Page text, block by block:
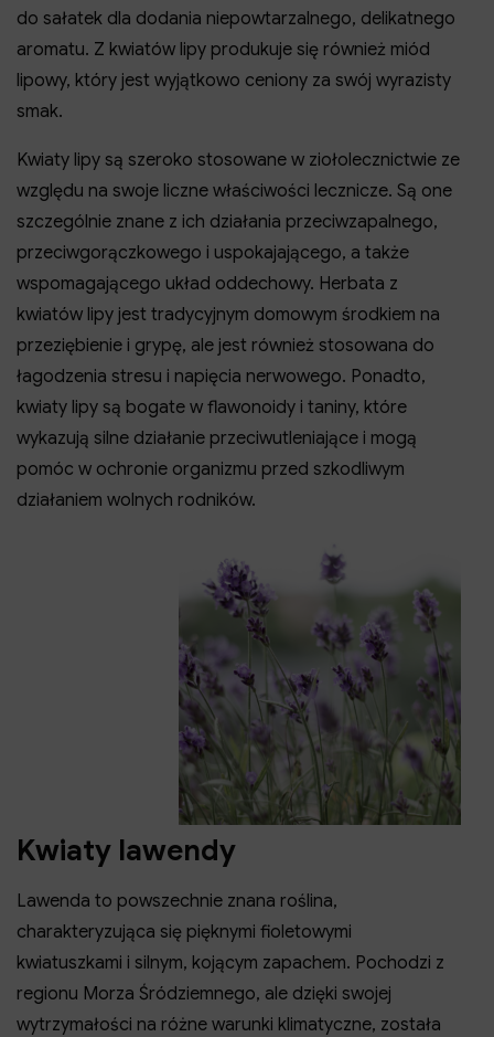
do sałatek dla dodania niepowtarzalnego, delikatnego
aromatu. Z kwiatów lipy produkuje się również miód
lipowy, który jest wyjątkowo ceniony za swój wyrazisty
smak.
Kwiaty lipy są szeroko stosowane w ziołolecznictwie ze
względu na swoje liczne właściwości lecznicze. Są one
szczególnie znane z ich działania przeciwzapalnego,
przeciwgorączkowego i uspokajającego, a także
wspomagającego układ oddechowy. Herbata z
kwiatów lipy jest tradycyjnym domowym środkiem na
przeziębienie i grypę, ale jest również stosowana do
łagodzenia stresu i napięcia nerwowego. Ponadto,
kwiaty lipy są bogate w flawonoidy i taniny, które
wykazują silne działanie przeciwutleniające i mogą
pomóc w ochronie organizmu przed szkodliwym
działaniem wolnych rodników.
Kwiaty lawendy
Lawenda to powszechnie znana roślina,
charakteryzująca się pięknymi fioletowymi
kwiatuszkami i silnym, kojącym zapachem. Pochodzi z
regionu Morza Śródziemnego, ale dzięki swojej
wytrzymałości na różne warunki klimatyczne, została